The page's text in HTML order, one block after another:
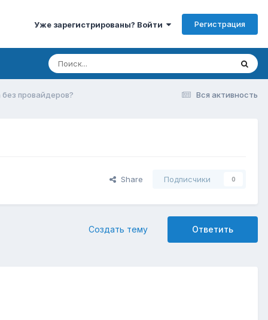
Уже зарегистрированы? Войти Регистрация
Вся активность
провайдеров?
Share Подписчики 0
Ответить
Создать тему